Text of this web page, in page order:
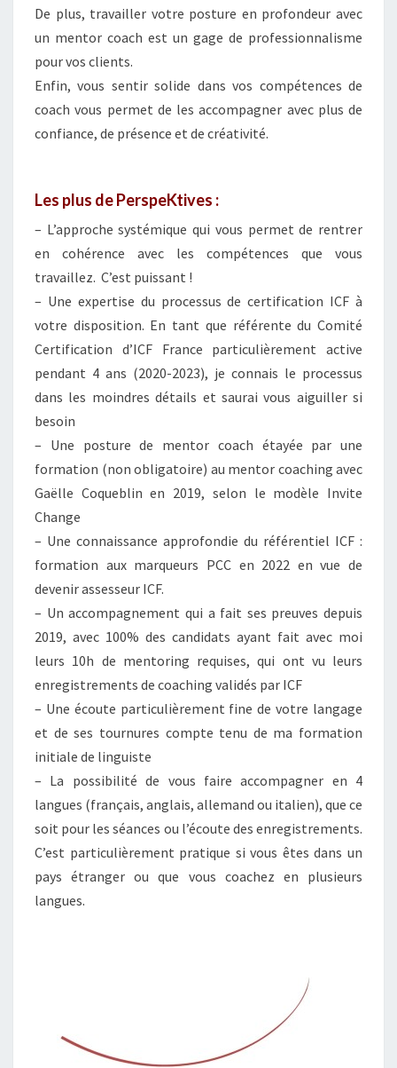
De plus, travailler votre posture en profondeur avec
un mentor coach est un gage de professionnalisme
pour vos clients.
Enfin, vous sentir solide dans vos compétences de
coach vous permet de les accompagner avec plus de
confiance, de présence et de créativité.
Les plus de PerspeKtives :
– L’approche systémique qui vous permet de rentrer
en cohérence avec les compétences que vous
travaillez. C’est puissant !
– Une expertise du processus de certification ICF à
votre disposition. En tant que référente du Comité
Certification d’ICF France particulièrement active
pendant 4 ans (2020-2023), je connais le processus
dans les moindres détails et saurai vous aiguiller si
besoin
– Une posture de mentor coach étayée par une
formation (non obligatoire) au mentor coaching avec
Gaëlle Coqueblin en 2019, selon le modèle Invite
Change
– Une connaissance approfondie du référentiel ICF :
formation aux marqueurs PCC en 2022 en vue de
devenir assesseur ICF.
– Un accompagnement qui a fait ses preuves depuis
2019, avec 100% des candidats ayant fait avec moi
leurs 10h de mentoring requises, qui ont vu leurs
enregistrements de coaching validés par ICF
– Une écoute particulièrement fine de votre langage
et de ses tournures compte tenu de ma formation
initiale de linguiste
– La possibilité de vous faire accompagner en 4
langues (français, anglais, allemand ou italien), que ce
soit pour les séances ou l’écoute des enregistrements.
C’est particulièrement pratique si vous êtes dans un
pays étranger ou que vous coachez en plusieurs
langues.